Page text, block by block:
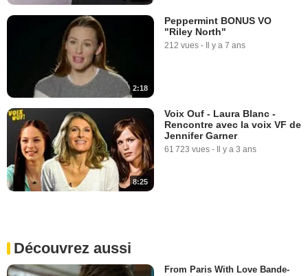
2:18
Peppermint BONUS VO
"Riley North"
212 vues - Il y a 7 ans
8:25
Voix Ouf - Laura Blanc -
Rencontre avec la voix VF de
Jennifer Garner
61 723 vues - Il y a 3 ans
Découvrez aussi
From Paris With Love Bande-